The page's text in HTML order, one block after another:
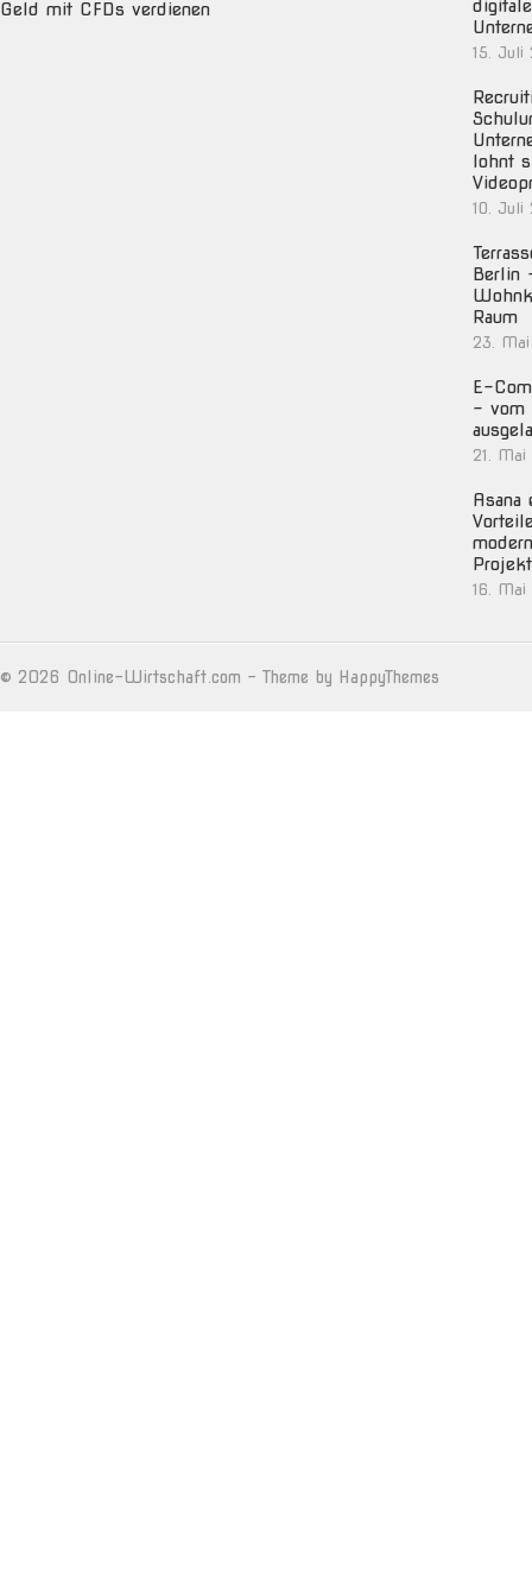
Geld mit CFDs verdienen
15. Juli
lohnt
10. Juli
Berlin
Raum
23.
E-
– vom
21. Mai
Asana
16. Mai
© 2026 Online-Wirtschaft.com - Theme by HappyThemes